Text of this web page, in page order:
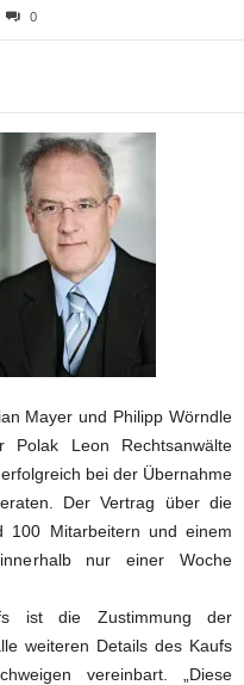
0
Mayer und Philipp Wörndle
Leon Rechtsanwälte
bei der Übernahme
Der Vertrag über die
100 Mitarbeitern und einem
nur einer Woche
ist die Zustimmung der
weiteren Details des Kaufs
vereinbart. „Diese